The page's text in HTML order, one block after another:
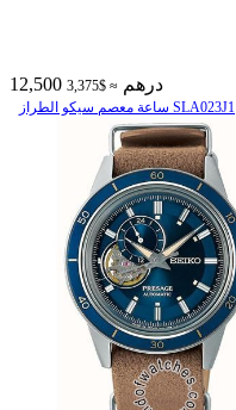
12,500 درهم ≈ $3,375
ساعة معصم سیکو الطراز SLA023J1